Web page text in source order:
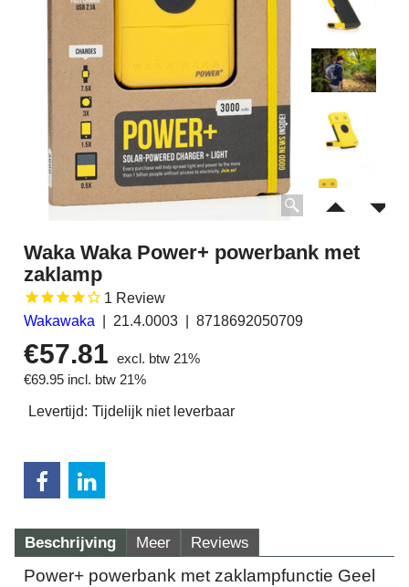
Waka Waka Power+ powerbank met
zaklamp
1 Review
Wakawaka
21.4.0003 8718692050709
€57.81
excl. btw 21%
€69.95 incl. btw 21%
Levertijd: Tijdelijk niet leverbaar
Beschrijving Meer Reviews
Power+ powerbank met zaklampfunctie Geel